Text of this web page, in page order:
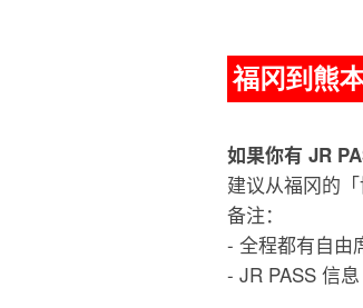
福冈到熊
如果你有 JR
建议从福冈的
备注：
- 全程都有自由
- JR PASS 信息